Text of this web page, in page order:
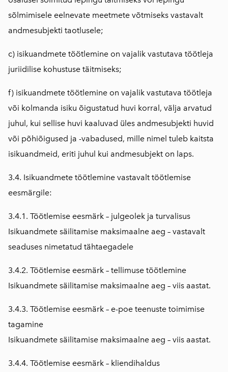
sõlmimisele eelnevate meetmete võtmiseks vastavalt
andmesubjekti taotlusele;
c) isikuandmete töötlemine on vajalik vastutava töötleja
juriidilise kohustuse täitmiseks;
f) isikuandmete töötlemine on vajalik vastutava töötleja
või kolmanda isiku õigustatud huvi korral, välja arvatud
juhul, kui sellise huvi kaaluvad üles andmesubjekti huvid
või põhiõigused ja -vabadused, mille nimel tuleb kaitsta
isikuandmeid, eriti juhul kui andmesubjekt on laps.
3.4. Isikuandmete töötlemine vastavalt töötlemise
eesmärgile:
3.4.1. Töötlemise eesmärk – julgeolek ja turvalisus
Isikuandmete säilitamise maksimaalne aeg – vastavalt
seaduses nimetatud tähtaegadele
3.4.2. Töötlemise eesmärk – tellimuse töötlemine
Isikuandmete säilitamise maksimaalne aeg – viis aastat.
3.4.3. Töötlemise eesmärk – e-poe teenuste toimimise
tagamine
Isikuandmete säilitamise maksimaalne aeg – viis aastat.
3.4.4. Töötlemise eesmärk – kliendihaldus